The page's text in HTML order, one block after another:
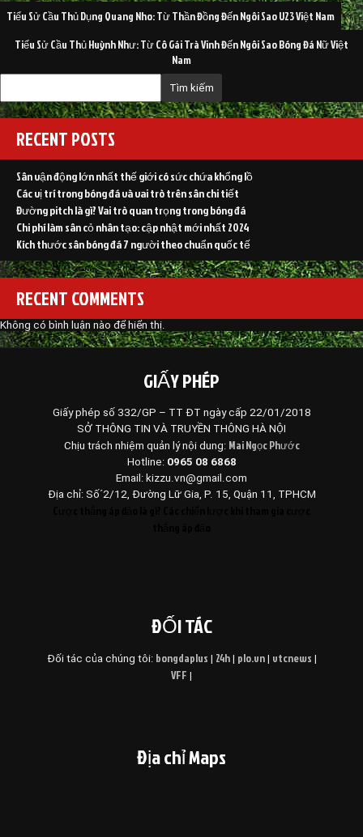
Điều
hướng
viết
Tiểu Sử Cầu Thủ Dụng Quang Nho: Từ Thần Đồng Đến Ngôi Sao U23 Việt Nam
Tiểu Sử Cầu Thủ Huỳnh Như: Từ Cô Gái Trà Vinh Đến Ngôi Sao Bóng Đá Nữ Việt
Nam
Tìm kiếm
RECENT POSTS
Sân vận động lớn nhất thế giới có sức chứa khổng lồ
Các vị trí trong bóng đá và vai trò trên sân chi tiết
Đường pitch là gì? Vai trò quan trọng trong bóng đá
Chi phí làm sân cỏ nhân tạo: cập nhật mới nhất 2024
Kích thước sân bóng đá 7 người theo chuẩn quốc tế
RECENT COMMENTS
Không có bình luận nào để hiển thị.
GIẤY PHÉP
Giấy phép số 332/GP – TT ĐT ngày cấp 22/01/2018
SỞ THÔNG TIN VÀ TRUYỀN THÔNG HÀ NỘI
Chịu trách nhiệm quản lý nội dung: Mai Ngọc Phước
Hotline:0965 08 6868
Email: kizzu.vn@gmail.com
Địa chỉ: Số´2/12, Đường Lữ Gia, P. 15, Quận 11, TPHCM
ĐỐI TÁC
Đối tác của chúng tôi: bongdaplus | 24h| plo.vn| vtcnews |
VFF |
Địa chỉ Maps